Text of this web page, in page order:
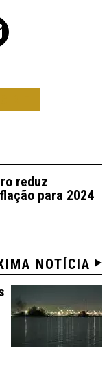
reduz
para 2024
NOTÍCIA